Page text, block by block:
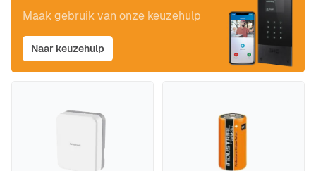
Maak gebruik van onze keuzehulp
Naar keuzehulp